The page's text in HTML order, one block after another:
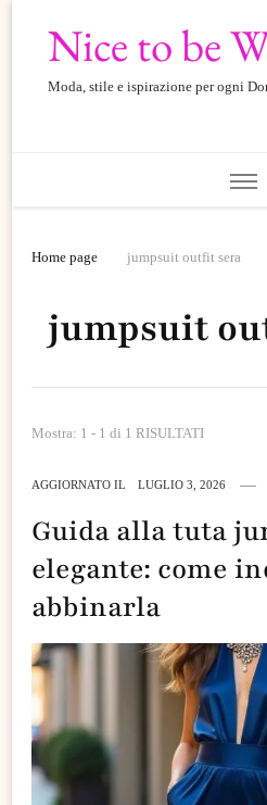
Nice to be
Moda, stile e ispirazione per ogni
Home page jumpsuit outfit sera
jumpsuit
Mostra: 1 - 1 di 1 RISULTATI
AGGIORNATO IL LUGLIO 3, 2026
Guida alla tuta
elegante: come
abbinarla